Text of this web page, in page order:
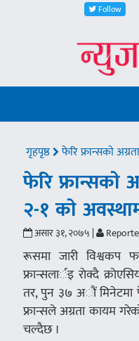
Follow
गृहपृष्ठ फेरि फ्रान्सकाे
फेरि फ्रान्सकाे
२-१ काे
असार ३१, २०७५ |
रूसमा जारी विश्वकप
फ्रान्सलार्इ राेक्दै
तर, पुन ३७ अाैं मिनेटमा
फ्रान्सले अग्रता कायम
चल्दैछ ।